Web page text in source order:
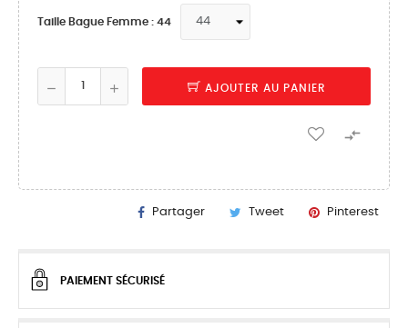
Taille Bague Femme : 44
AJOUTER AU PANIER

Partager Tweet Pinterest
PAIEMENT SÉCURISÉ